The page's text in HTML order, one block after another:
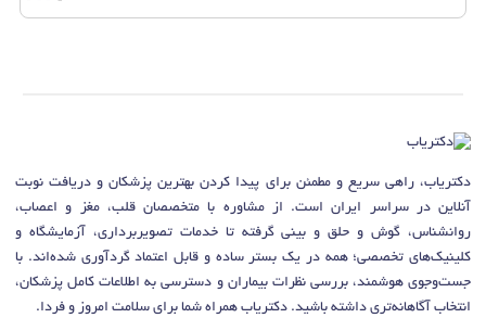
دکتریاب، راهی سریع و مطمئن برای پیدا کردن بهترین پزشکان و دریافت نوبت
آنلاین در سراسر ایران است. از مشاوره با متخصصان قلب، مغز و اعصاب،
روانشناس، گوش و حلق و بینی گرفته تا خدمات تصویربرداری، آزمایشگاه و
کلینیک‌های تخصصی؛ همه در یک بستر ساده و قابل اعتماد گردآوری شده‌اند. با
جست‌وجوی هوشمند، بررسی نظرات بیماران و دسترسی به اطلاعات کامل پزشکان،
انتخاب آگاهانه‌تری داشته باشید. دکتریاب همراه شما برای سلامت امروز و فردا.